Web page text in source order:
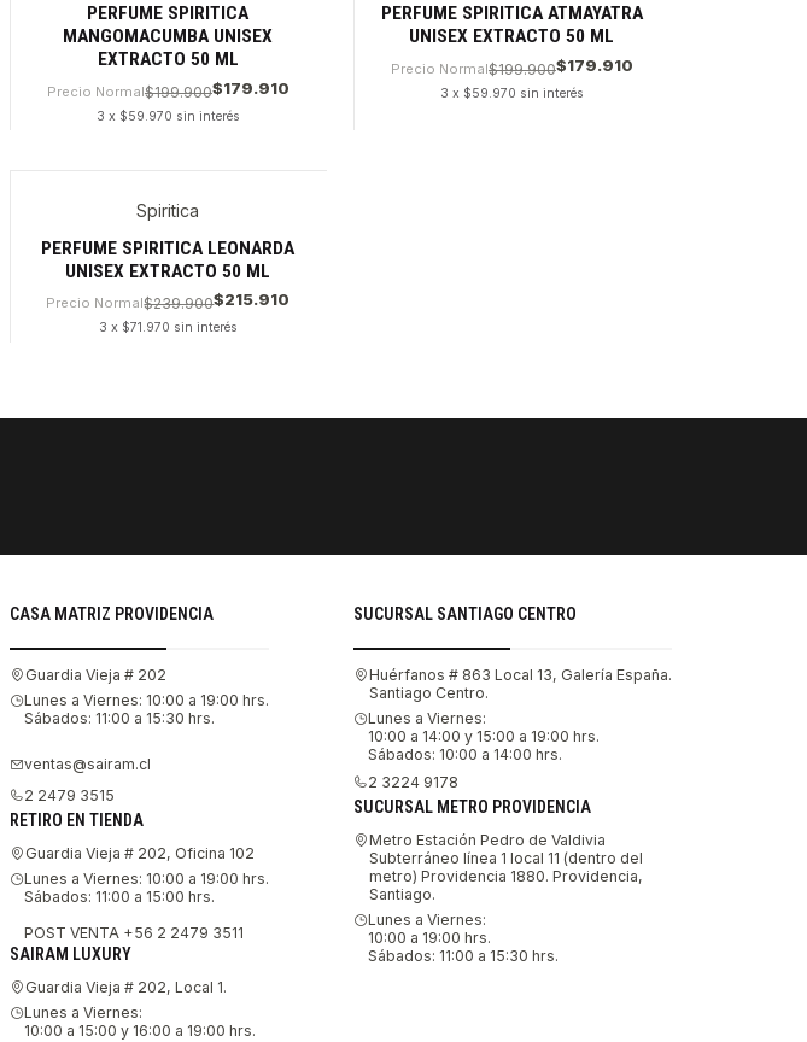
PERFUME SPIRITICA
MANGOMACUMBA UNISEX
EXTRACTO 50 ML
Precio Normal$199.900$179.910
3 x $59.970 sin interés
PERFUME SPIRITICA ATMAYATRA
UNISEX EXTRACTO 50 ML
Precio Normal$199.900$179.910
3 x $59.970 sin interés
Spiritica
PERFUME SPIRITICA LEONARDA
UNISEX EXTRACTO 50 ML
Precio Normal$239.900$215.910
3 x $71.970 sin interés
CASA MATRIZ PROVIDENCIA
Guardia Vieja # 202
Lunes a Viernes: 10:00 a 19:00 hrs.
Sábados: 11:00 a 15:30 hrs.
ventas@sairam.cl
2 2479 3515
RETIRO EN TIENDA
Guardia Vieja # 202, Oficina 102
Lunes a Viernes: 10:00 a 19:00 hrs.
Sábados: 11:00 a 15:00 hrs.
POST VENTA +56 2 2479 3511
SAIRAM LUXURY
Guardia Vieja # 202, Local 1.
Lunes a Viernes:
10:00 a 15:00 y 16:00 a 19:00 hrs.
SUCURSAL SANTIAGO CENTRO
Huérfanos # 863 Local 13, Galería España.
Santiago Centro.
Lunes a Viernes:
10:00 a 14:00 y 15:00 a 19:00 hrs.
Sábados: 10:00 a 14:00 hrs.
2 3224 9178
SUCURSAL METRO PROVIDENCIA
Metro Estación Pedro de Valdivia
Subterráneo línea 1 local 11 (dentro del
metro) Providencia 1880. Providencia,
Santiago.
Lunes a Viernes:
10:00 a 19:00 hrs.
Sábados: 11:00 a 15:30 hrs.